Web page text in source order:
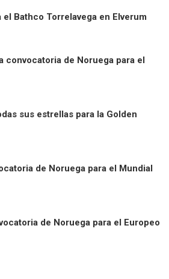
Bathco Torrelavega en Elverum
convocatoria de Noruega para el
sus estrellas para la Golden
de Noruega para el Mundial
de Noruega para el Europeo